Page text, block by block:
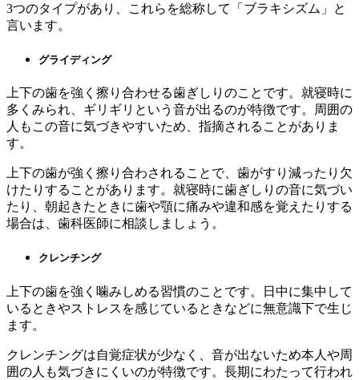
3つのタイプがあり、これらを総称して「ブラキシズム」と
言います。
グライディング
上下の歯を強く擦り合わせる歯ぎしりのことです。就寝時に
多くみられ、ギリギリという音が出るのが特徴です。周囲の
人もこの音に気づきやすいため、指摘されることがありま
す。
上下の歯が強く擦り合わされることで、歯がすり減ったり欠
けたりすることがあります。就寝時に歯ぎしりの音に気づい
たり、朝起きたときに歯や顎に痛みや違和感を覚えたりする
場合は、歯科医師に相談しましょう。
クレンチング
上下の歯を強く噛みしめる習慣のことです。日中に集中して
いるときやストレスを感じているときなどに無意識下で生じ
ます。
クレンチングは自覚症状が少なく、音が出ないため本人や周
囲の人も気づきにくいのが特徴です。長期にわたって行われ